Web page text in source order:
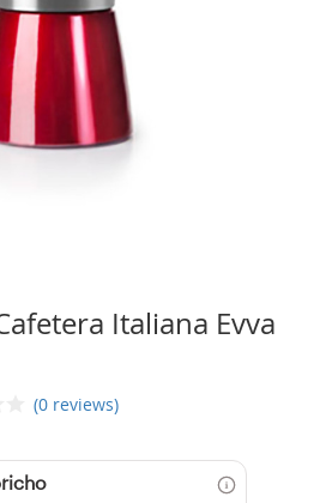
Italiana Evva
(0 reviews)